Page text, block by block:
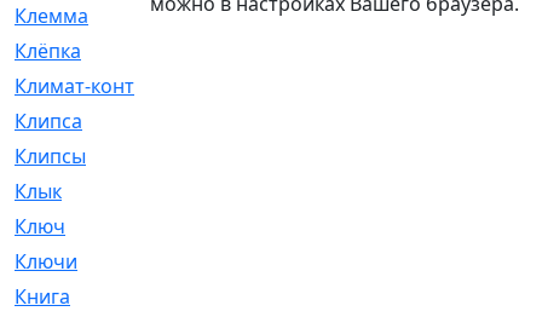
Клемма
[5]
Клёпка
Климат-контроль
Клипса
Клипсы
Клык
Ключ
Ключи
Книга